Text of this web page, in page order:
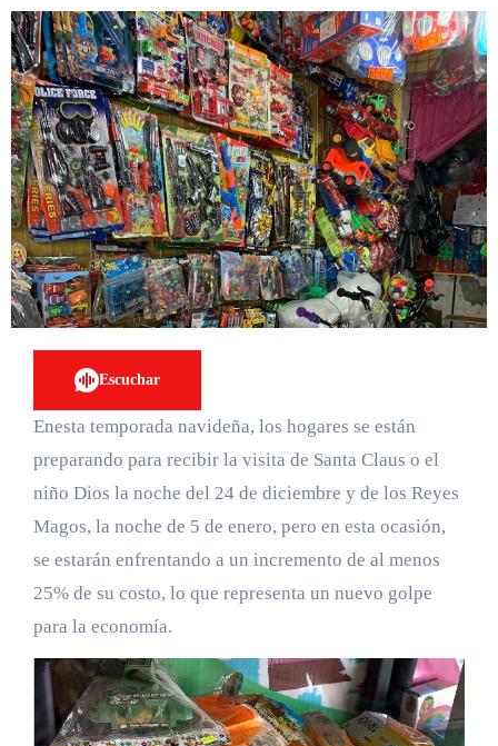
Escuchar
Enesta temporada navideña, los hogares se están
preparando para recibir la visita de Santa Claus o el
niño Dios la noche del 24 de diciembre y de los Reyes
Magos, la noche de 5 de enero, pero en esta ocasión,
se estarán enfrentando a un incremento de al menos
25% de su costo, lo que representa un nuevo golpe
para la economía.